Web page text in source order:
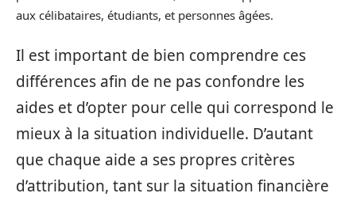
aux célibataires, étudiants, et personnes âgées.
Il est important de bien comprendre ces
différences afin de ne pas confondre les
aides et d’opter pour celle qui correspond le
mieux à la situation individuelle. D’autant
que chaque aide a ses propres critères
d’attribution, tant sur la situation financière